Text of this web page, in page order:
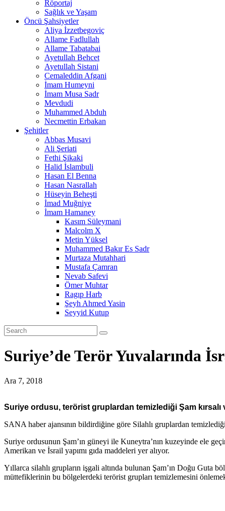
Röportaj
Sağlık ve Yaşam
Öncü Şahsiyetler
Aliya İzzetbegoviç
Allame Fadlullah
Allame Tabatabai
Ayetullah Behcet
Ayetullah Sistani
Cemaleddin Afgani
İmam Humeyni
İmam Musa Sadr
Mevdudi
Muhammed Abduh
Necmettin Erbakan
Şehitler
Abbas Musavi
Ali Şeriati
Fethi Şikaki
Halid İslambuli
Hasan El Benna
Hasan Nasrallah
Hüseyin Beheşti
İmad Muğniye
İmam Hamaney
Kasım Süleymani
Malcolm X
Metin Yüksel
Muhammed Bakır Es Sadr
Murtaza Mutahhari
Mustafa Çamran
Nevab Safevi
Ömer Muhtar
Ragıp Harb
Şeyh Ahmed Yasin
Seyyid Kutup
Suriye’de Terör Yuvalarında
Ara 7, 2018
Suriye ordusu, terörist gruplardan temizlediği Şam
SANA haber ajansının bildirdiğine göre Silahlı gruplardan
Suriye ordusunun Şam’ın güneyi ile Kuneytra’nın kuzeyinde ele
Amerikan ve İsrail yapımı gıda maddeleri yer alıyor.
Yıllarca silahlı grupların işgali altında bulunan Şam’ın Doğu Guta
müttefiklerinin bu bölgelerdeki terörist grupları temizlemesini